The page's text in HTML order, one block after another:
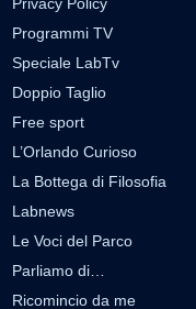
Programmi TV
Speciale LabTv
Doppio Taglio
Free sport
L’Orlando Curioso
La Bottega di Filosofia
Labnews
Le Voci del Parco
Parliamo di…
Ricomincio da me